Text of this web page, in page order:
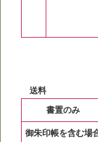
送料
書置のみ
御朱印帳を含む場